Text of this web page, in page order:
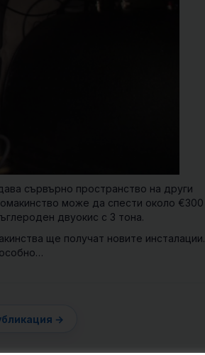
сървърно пространство на други
може да спести около €300
двуокис с 3 тона.
ще получат новите инсталации.